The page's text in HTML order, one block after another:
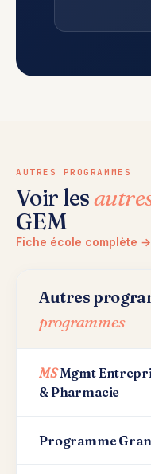
AUTRES PROGRAMMES
Voir les
GEM
Fiche école complète →
Autres
programmes
MSMgmt
& Pharmacie
Programme